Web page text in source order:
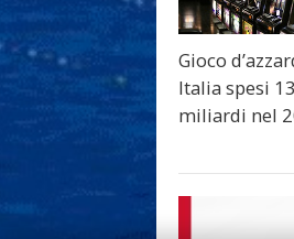
Gioco
Italia spesi
miliardi nel